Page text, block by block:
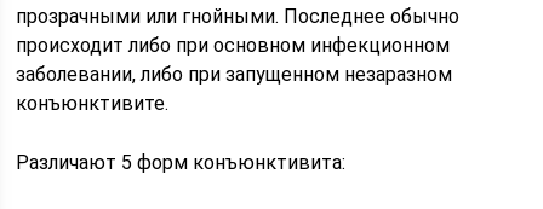
прозрачными или гнойными. Последнее обычно
происходит либо при основном инфекционном
заболевании, либо при запущенном незаразном
конъюнктивите.
Различают 5 форм конъюнктивита: